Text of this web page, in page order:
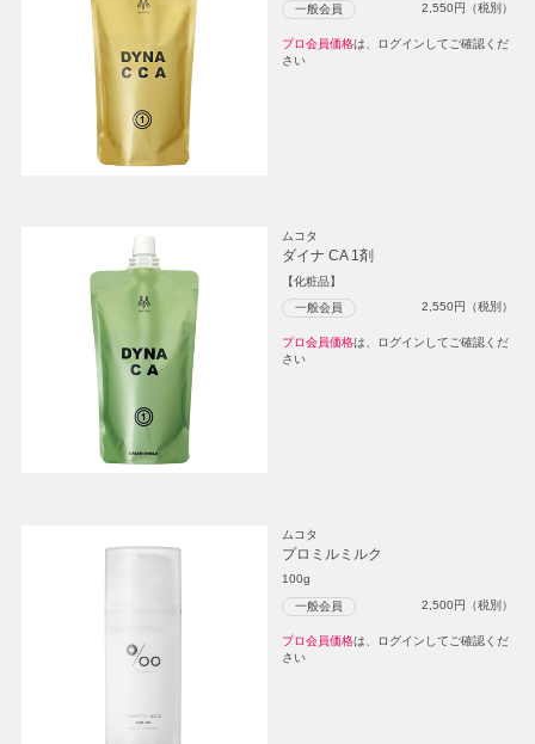
一般会員 2,550円（税別）
プロ会員価格は、ログインしてご確認くだ
さい
ムコタ
ダイナ CA 1剤
【化粧品】
一般会員 2,550円（税別）
プロ会員価格は、ログインしてご確認くだ
さい
ムコタ
プロミルミルク
100g
一般会員 2,500円（税別）
プロ会員価格は、ログインしてご確認くだ
さい